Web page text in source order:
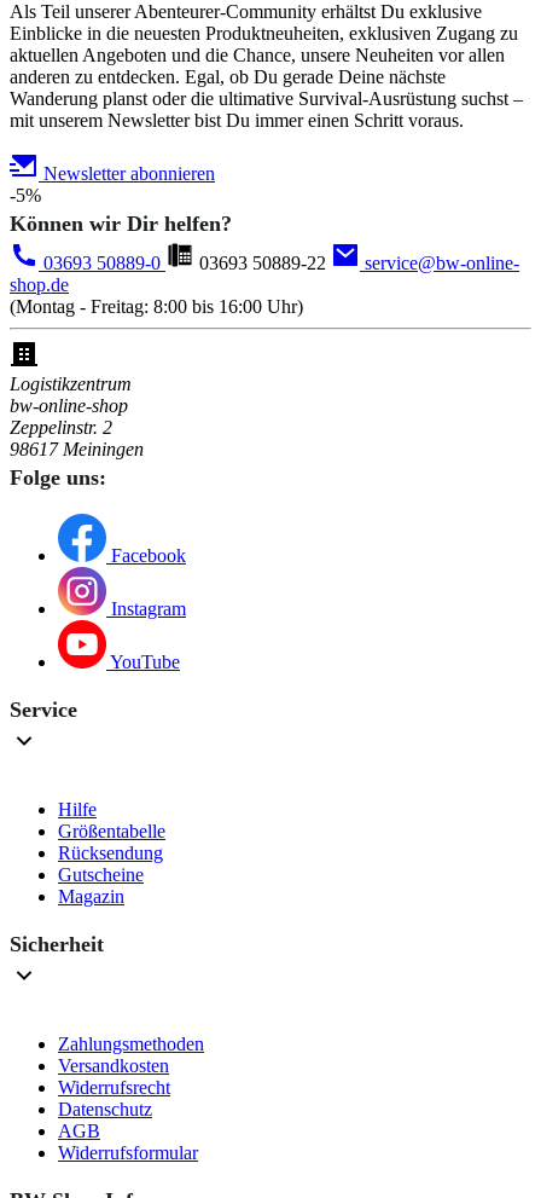
Als Teil unserer Abenteurer-Community erhältst Du exklusive
Einblicke in die neuesten Produktneuheiten, exklusiven Zugang zu
aktuellen Angeboten und die Chance, unsere Neuheiten vor allen
anderen zu entdecken. Egal, ob Du gerade Deine nächste
Wanderung planst oder die ultimative Survival-Ausrüstung suchst –
mit unserem Newsletter bist Du immer einen Schritt voraus.
Newsletter abonnieren
-5%
Können wir Dir helfen?
03693 50889-0 03693 50889-22
service@bw-online-
shop.de
(Montag - Freitag: 8:00 bis 16:00 Uhr)
Logistikzentrum
bw-online-shop
Zeppelinstr. 2
98617 Meiningen
Folge uns:
Facebook
Instagram
YouTube
Service
Hilfe
Größentabelle
Rücksendung
Gutscheine
Magazin
Sicherheit
Zahlungsmethoden
Versandkosten
Widerrufsrecht
Datenschutz
AGB
Widerrufsformular